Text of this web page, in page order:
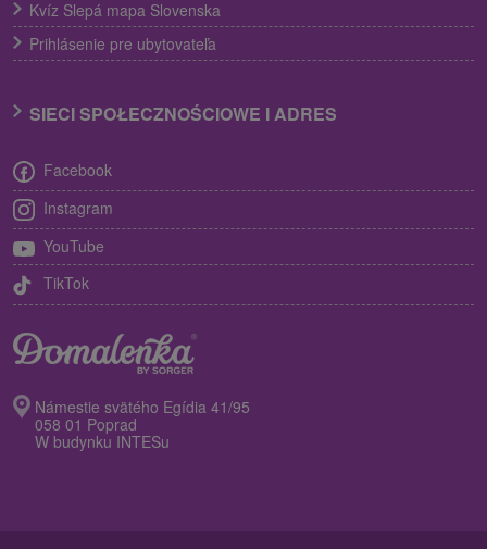
Kvíz Slepá mapa Slovenska
Prihlásenie pre ubytovateľa
SIECI SPOŁECZNOŚCIOWE I ADRES
Facebook
Instagram
YouTube
TikTok
Námestie svätého Egídia 41/95
058 01 Poprad
W budynku INTESu